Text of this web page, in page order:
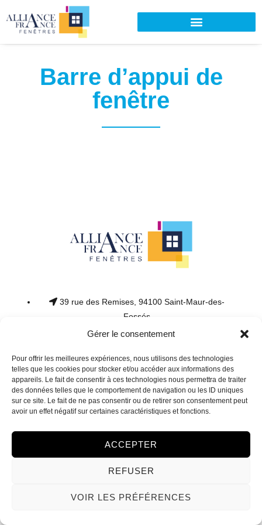
Gérer le consentement
Pour offrir les meilleures expériences, nous utilisons des technologies
telles que les cookies pour stocker et/ou accéder aux informations des
appareils. Le fait de consentir à ces technologies nous permettra de traiter
des données telles que le comportement de navigation ou les ID uniques
sur ce site. Le fait de ne pas consentir ou de retirer son consentement peut
avoir un effet négatif sur certaines caractéristiques et fonctions.
ACCEPTER
REFUSER
VOIR LES PRÉFÉRENCES
Barre d’appui de
fenêtre
39 rue des Remises, 94100 Saint-Maur-des-
Fossés
01 48 75 09 32